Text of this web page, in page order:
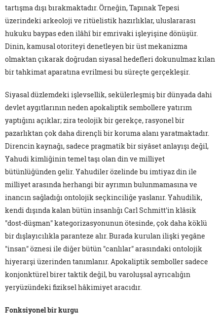
tartışma dışı bırakmaktadır. Örneğin, Tapınak Tepesi
üzerindeki arkeoloji ve ritüelistik hazırlıklar, uluslararası
hukuku baypas eden ilâhî bir emrivaki işleyişine dönüşür.
Dinin, kamusal otoriteyi denetleyen bir üst mekanizma
olmaktan çıkarak doğrudan siyasal hedefleri dokunulmaz kılan
bir tahkimat aparatına evrilmesi bu süreçte gerçekleşir.
Siyasal düzlemdeki işlevsellik, sekülerleşmiş bir dünyada dahi
devlet aygıtlarının neden apokaliptik sembollere yatırım
yaptığını açıklar; zira teolojik bir gerekçe, rasyonel bir
pazarlıktan çok daha dirençli bir koruma alanı yaratmaktadır.
Direncin kaynağı, sadece pragmatik bir siyâset anlayışı değil,
Yahudi kimliğinin temel taşı olan din ve milliyet
bütünlüğünden gelir. Yahudiler özelinde bu imtiyaz din ile
milliyet arasında herhangi bir ayrımın bulunmamasına ve
inancın sağladığı ontolojik seçkinciliğe yaslanır. Yahudilik,
kendi dışında kalan bütün insanlığı Carl Schmitt'in klâsik
"dost-düşman" kategorizasyonunun ötesinde, çok daha köklü
bir dışlayıcılıkla paranteze alır. Burada kurulan ilişki yegâne
"insan" öznesi ile diğer bütün "canlılar" arasındaki ontolojik
hiyerarşi üzerinden tanımlanır. Apokaliptik semboller sadece
konjonktürel birer taktik değil, bu varoluşsal ayrıcalığın
yeryüzündeki fiziksel hâkimiyet aracıdır.
Fonksiyonel bir kurgu